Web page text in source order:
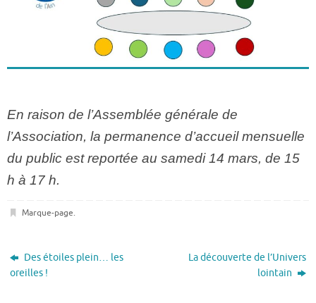
En raison de l’Assemblée générale de
l’Association, la permanence d’accueil mensuelle
du public est reportée au samedi 14 mars, de 15
h à 17 h.
Marque-page.
Des étoiles plein… les
oreilles !
La découverte de l’Univers
lointain